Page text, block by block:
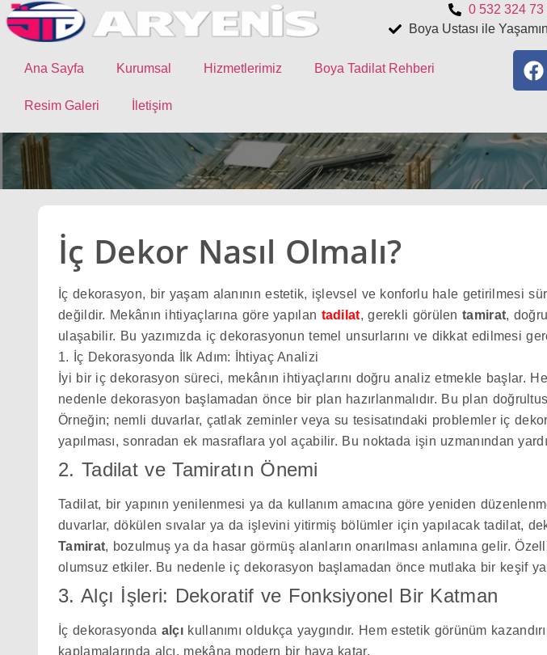
0 532 324 73
Boya Ustası ile
Ana Sayfa Kurumsal Hizmetlerimiz Boya Tadilat Rehberi
Resim Galeri İletişim
İç Dekor Nasıl Olmalı?
İç dekorasyon, bir yaşam alanının estetik, işlevsel ve konforlu hale getirilmesi
değildir. Mekânın ihtiyaçlarına göre yapılan tadilat, gerekli görülentamirat,
ulaşabilir. Bu yazımızda iç dekorasyonun temel unsurlarını ve dikkat edilmesi
1. İç Dekorasyonda İlk Adım: İhtiyaç Analizi
İyi bir iç dekorasyon süreci, mekânın ihtiyaçlarını doğru analiz etmekle başlar.
nedenle dekorasyon başlamadan önce bir plan hazırlanmalıdır. Bu plan
Örneğin; nemli duvarlar, çatlak zeminler veya su tesisatındaki problemler iç
yapılması, sonradan ek masraflara yol açabilir. Bu noktada işin uzmanından
2. Tadilat ve Tamiratın Önemi
Tadilat, bir yapının yenilenmesi ya da kullanım amacına göre yeniden
duvarlar, dökülen sıvalar ya da işlevini yitirmiş bölümler için yapılacak tadilat,
Tamirat, bozulmuş ya da hasar görmüş alanların onarılması anlamına gelir.
olumsuz etkiler. Bu nedenle iç dekorasyon başlamadan önce mutlaka bir keşif
3. Alçı İşleri: Dekoratif ve Fonksiyonel Bir Katman
İç dekorasyonda alçı kullanımı oldukça yaygındır. Hem estetik görünüm
kaplamalarında alçı, mekâna modern bir hava katar.